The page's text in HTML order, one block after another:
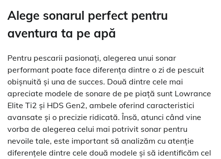
Alege sonarul perfect pentru
aventura ta pe apă
Pentru pescarii pasionați, alegerea unui sonar
performant poate face diferența dintre o zi de pescuit
obișnuită și una de succes. Două dintre cele mai
apreciate modele de sonare de pe piață sunt Lowrance
Elite Ti2 și HDS Gen2, ambele oferind caracteristici
avansate și o precizie ridicată. Însă, atunci când vine
vorba de alegerea celui mai potrivit sonar pentru
nevoile tale, este important să analizăm cu atenție
diferențele dintre cele două modele și să identificăm cel